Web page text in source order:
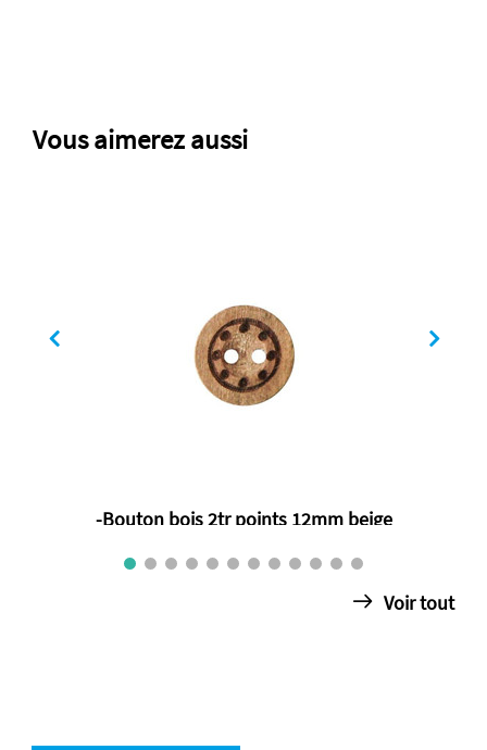
Vous aimerez aussi
-Bouton bois 2tr points 12mm beige
Voir tout